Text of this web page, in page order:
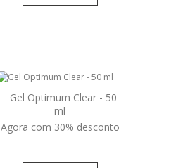
Gel Optimum Clear - 50
ml
Agora com 30% desconto